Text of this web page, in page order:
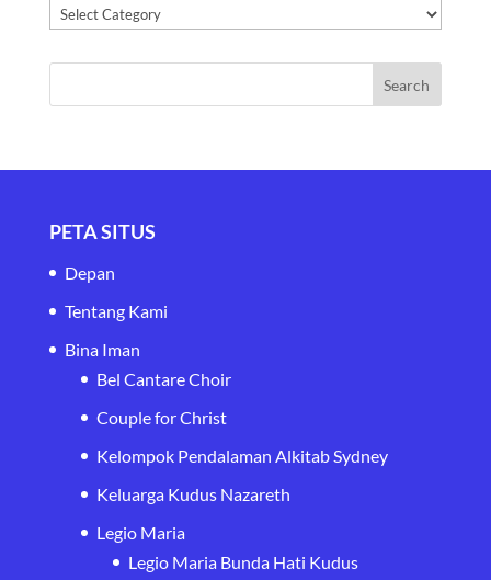
Kategori
PETA SITUS
Depan
Tentang Kami
Bina Iman
Bel Cantare Choir
Couple for Christ
Kelompok Pendalaman Alkitab Sydney
Keluarga Kudus Nazareth
Legio Maria
Legio Maria Bunda Hati Kudus